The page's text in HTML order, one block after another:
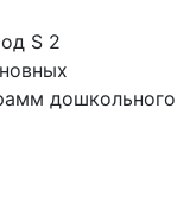
S 2
дошкольного